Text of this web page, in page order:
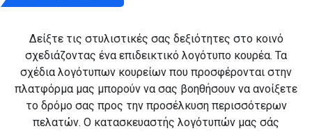
Δείξτε τις στυλιστικές σας δεξιότητες στο κοινό
σχεδιάζοντας ένα επιδεικτικό λογότυπο κουρέα. Τα
σχέδια λογότυπων κουρείων που προσφέρονται στην
πλατφόρμα μας μπορούν να σας βοηθήσουν να ανοίξετε
το δρόμο σας προς την προσέλκυση περισσότερων
πελατών. Ο κατασκευαστής λογότυπών μας σάς